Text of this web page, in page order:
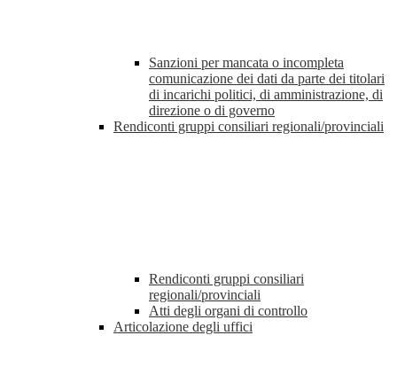
Sanzioni per mancata o incompleta
comunicazione dei dati da parte dei titolari
di incarichi politici, di amministrazione, di
direzione o di governo
Rendiconti gruppi consiliari regionali/provinciali
Rendiconti gruppi consiliari
regionali/provinciali
Atti degli organi di controllo
Articolazione degli uffici